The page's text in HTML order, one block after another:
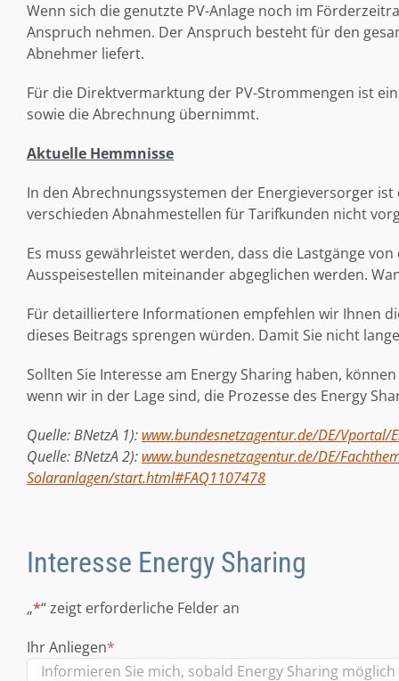
Wenn sich die genutzte PV-Anlage noch im
Anspruch nehmen. Der Anspruch besteht für den
Abnehmer liefert.
Für die Direktvermarktung der PV-Strommengen ist
sowie die Abrechnung übernimmt.
Aktuelle Hemmnisse
In den Abrechnungssystemen der Energieversorger
verschieden Abnahmestellen für Tarifkunden nicht
Es muss gewährleistet werden, dass die Lastgänge
Ausspeisestellen miteinander abgeglichen werden.
Für detailliertere Informationen empfehlen wir Ihnen
dieses Beitrags sprengen würden. Damit Sie nicht
Sollten Sie Interesse am Energy Sharing haben,
wenn wir in der Lage sind, die Prozesse des Energy
Quelle: BNetzA 1): www.bundesnetzagentur.de/DE/Vportal/
Quelle: BNetzA 2): www.bundesnetzagentur.de/DE/
Solaranlagen/start.html#FAQ1107478
Interesse Energy Sharing
„*“ zeigt erforderliche Felder an
Ihr Anliegen*